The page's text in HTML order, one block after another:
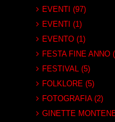
EVENTI (97)
EVENTI (1)
EVENTO (1)
FESTA FINE ANNO
FESTIVAL (5)
FOLKLORE (5)
FOTOGRAFIA (2)
GINETTE